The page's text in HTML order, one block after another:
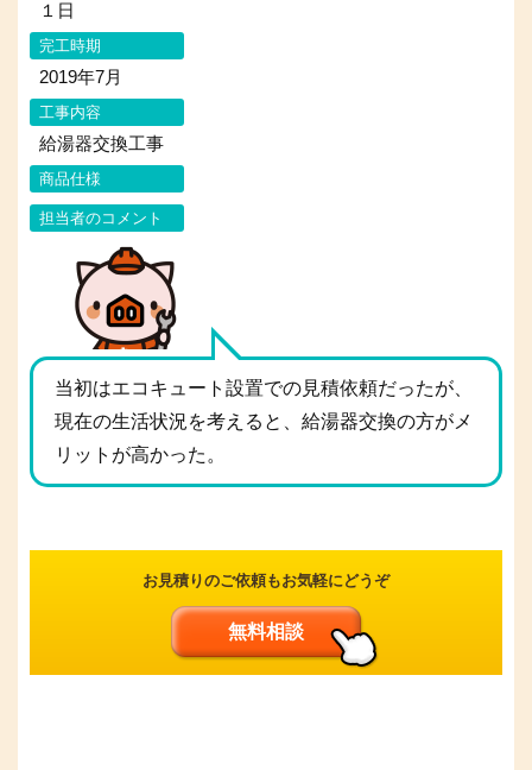
１日
完工時期
2019年7月
工事内容
給湯器交換工事
商品仕様
担当者のコメント
当初はエコキュート設置での見積依頼だったが、
現在の生活状況を考えると、給湯器交換の方がメ
リットが高かった。
お見積りのご依頼もお気軽にどうぞ
無料相談